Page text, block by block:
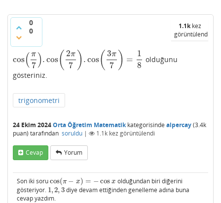
0
0
1.1kkez
görüntülendi
cos( π
7 ).cos( 2π
7 ).cos( 3π
7 ) =
1
8
cos(π 7). cos(2π7 .cos 3 π7)=1
olduğunu
gösteriniz.
trigonometri
24 Ekim 2024Orta Öğretim Matematikkategorisinde alpercay(3.4k
puan) tarafından soruldu | 1.1k kez görüntülendi
Cevap Yorum
Son iki sorucos(π − x) = −cos x
cos(π−x) =−cosx
olduğundan biri diğerini
gösteriyor. 1, 2, 3
1,2,3
diye devam ettiğinden genelleme adına buna
cevap yazdım.